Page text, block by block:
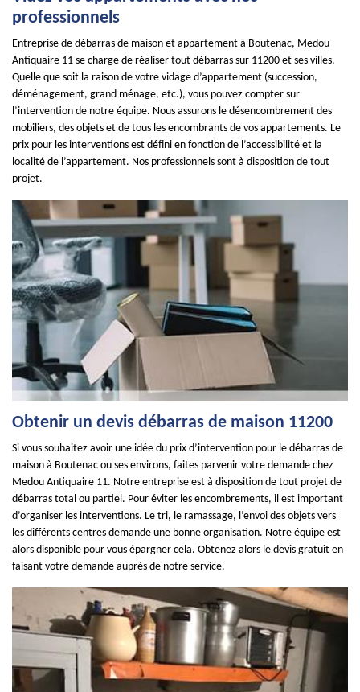
professionnels
Entreprise de débarras de maison et appartement à Boutenac, Medou
Antiquaire 11 se charge de réaliser tout débarras sur 11200 et ses villes.
Quelle que soit la raison de votre vidage d’appartement (succession,
déménagement, grand ménage, etc.), vous pouvez compter sur
l’intervention de notre équipe. Nous assurons le désencombrement des
mobiliers, des objets et de tous les encombrants de vos appartements. Le
prix pour les interventions est défini en fonction de l’accessibilité et la
localité de l’appartement. Nos professionnels sont à disposition de tout
projet.
Obtenir un devis débarras de maison 11200
Si vous souhaitez avoir une idée du prix d’intervention pour le débarras de
maison à Boutenac ou ses environs, faites parvenir votre demande chez
Medou Antiquaire 11. Notre entreprise est à disposition de tout projet de
débarras total ou partiel. Pour éviter les encombrements, il est important
d’organiser les interventions. Le tri, le ramassage, l’envoi des objets vers
les différents centres demande une bonne organisation. Notre équipe est
alors disponible pour vous épargner cela. Obtenez alors le devis gratuit en
faisant votre demande auprès de notre service.